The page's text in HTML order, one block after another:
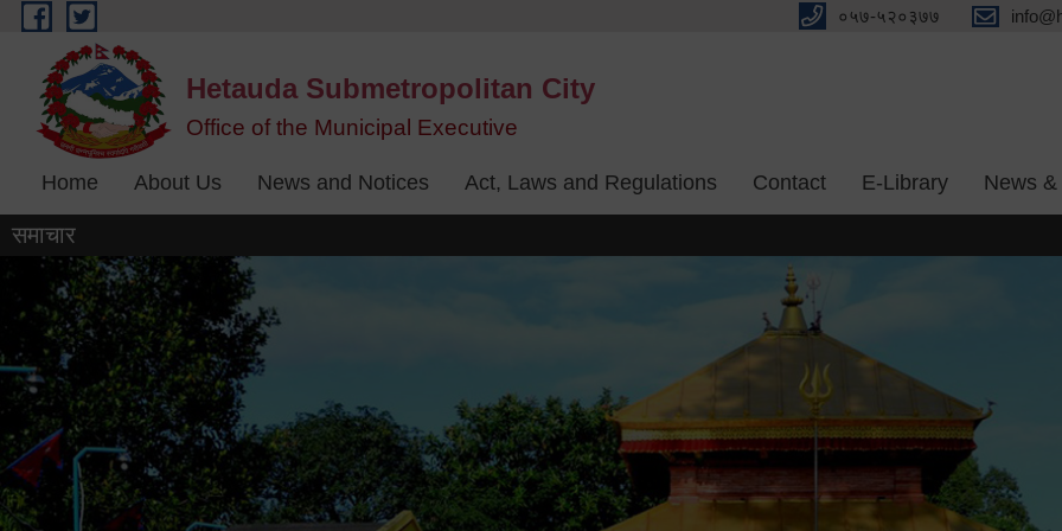
Skip to main content ०५७-५२०३७७
Hetauda Submetropolitan City
Office of the Municipal Executive
Home About Us News and Notices Act, Laws and Regulations Contact E-Library News
समाचार